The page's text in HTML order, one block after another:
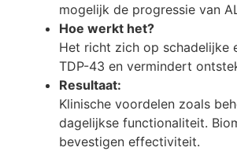
mogelijk de progressie van
Hoe werkt het?
Het richt zich op schadelijke
TDP-43 en vermindert
Resultaat:
Klinische voordelen zoals
dagelijkse functionaliteit.
bevestigen effectiviteit.